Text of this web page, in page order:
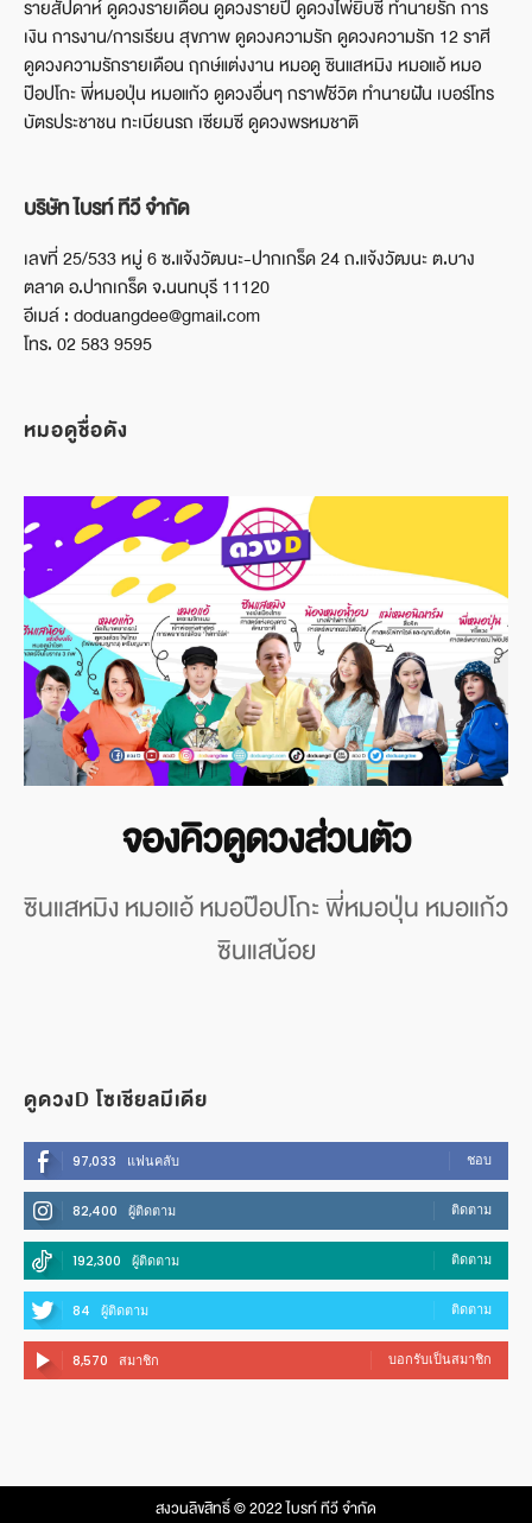
รายสัปดาห์ ดูดวงรายเดือน ดูดวงรายปี ดูดวงไพ่ยิบซี ทำนายรัก การ
เงิน การงาน/การเรียน สุขภาพ ดูดวงความรัก ดูดวงความรัก 12 ราศี
ดูดวงความรักรายเดือน ฤกษ์แต่งงาน หมอดู ซินแสหมิง หมอแอ้ หมอ
ป๊อปโกะ พี่หมอปุ่น หมอแก้ว ดูดวงอื่นๆ กราฟชีวิต ทำนายฝัน เบอร์โทร
บัตรประชาชน ทะเบียนรถ เซียมซี ดูดวงพรหมชาติ
บริษัท ไบรท์ ทีวี จำกัด
เลขที่ 25/533 หมู่ 6 ซ.แจ้งวัฒนะ-ปากเกร็ด 24 ถ.แจ้งวัฒนะ ต.บาง
ตลาด อ.ปากเกร็ด จ.นนทบุรี 11120
อีเมล์ : doduangdee@gmail.com
โทร. 02 583 9595
หมอดูชื่อดัง
จองคิวดูดวงส่วนตัว
ซินแสหมิง หมอแอ้ หมอป๊อปโกะ พี่หมอปุ่น หมอแก้ว
ซินแสน้อย
ดูดวงD โซเชียลมีเดีย
97,033 แฟนคลับ ชอบ
82,400 ผู้ติดตาม ติดตาม
192,300 ผู้ติดตาม ติดตาม
84 ผู้ติดตาม ติดตาม
8,570 สมาชิก บอกรับเป็นสมาชิก
สงวนลิขสิทธิ์ © 2022 ไบรท์ ทีวี จํากัด